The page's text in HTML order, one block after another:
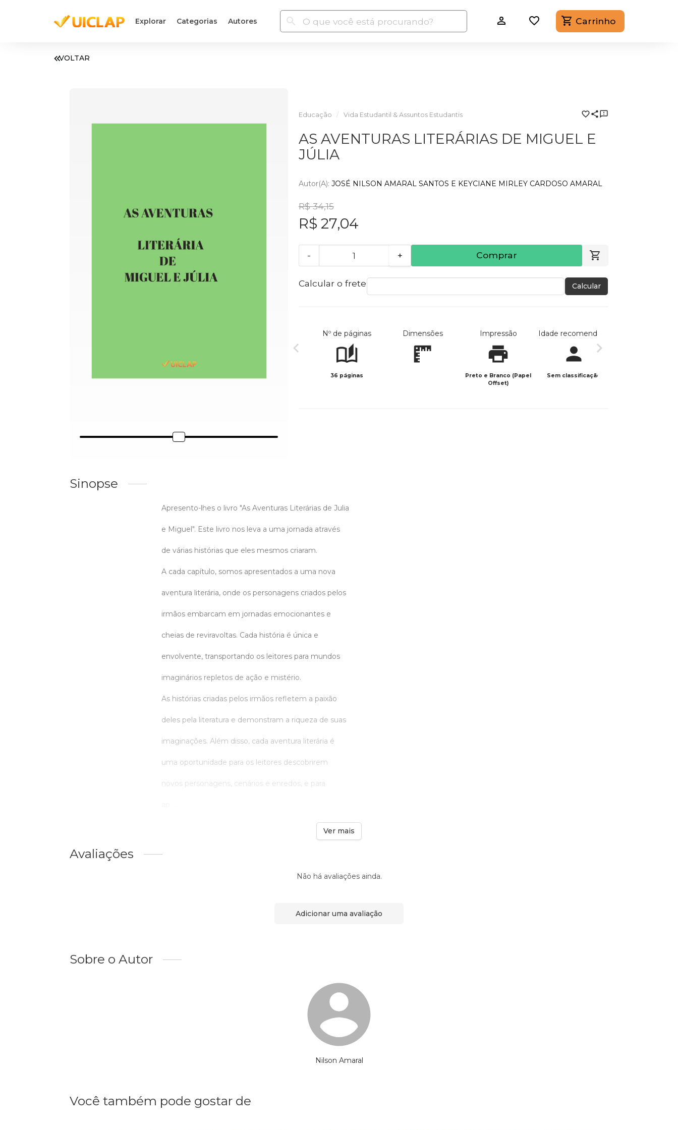
Explorar Categorias Autores Carrinho
VOLTAR
Educação Vida Estudantil & Assuntos Estudantis
AS AVENTURAS LITERÁRIAS DE MIGUEL E
JÚLIA
Autor(a): JOSÉ NILSON AMARAL SANTOS E KEYCIANE MIRLEY CARDOSO AMARAL
R$ 34,15
R$ 27,04
- + Comprar
Calcular o frete Calcular
Nº de páginas
36 páginas
Dimensões Impressão
Preto e Branco (Papel
Offset)
Idade recomendada
Sem classificação
Sinopse
Apresento-lhes o livro "As Aventuras Literárias de Julia
e Miguel". Este livro nos leva a uma jornada através
de várias histórias que eles mesmos criaram.
A cada capítulo, somos apresentados a uma nova
aventura literária, onde os personagens criados pelos
irmãos embarcam em jornadas emocionantes e
cheias de reviravoltas. Cada história é única e
envolvente, transportando os leitores para mundos
imaginários repletos de ação e mistério.
As histórias criadas pelos irmãos refletem a paixão
deles pela literatura e demonstram a riqueza de suas
imaginações. Além disso, cada aventura literária é
uma oportunidade para os leitores descobrirem
novos personagens, cenários e enredos, e para
Ver mais
Avaliações
Não há avaliações ainda.
Adicionar uma avaliação
Sobre o Autor
Nilson Amaral
Você também pode gostar de